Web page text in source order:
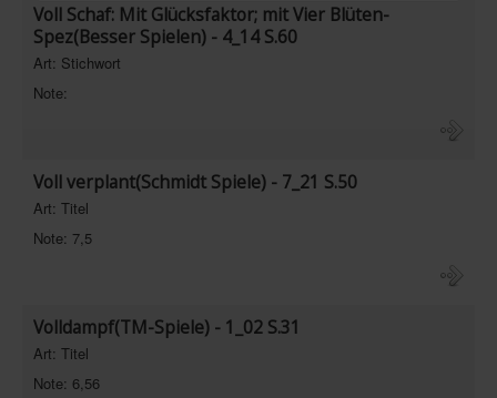
Voll Schaf: Mit Glücksfaktor; mit Vier Blüten-
Spez(Besser Spielen) - 4_14 S.60
Art: Stichwort
Note:
Voll verplant(Schmidt Spiele) - 7_21 S.50
Art: Titel
Note: 7,5
Volldampf(TM-Spiele) - 1_02 S.31
Art: Titel
Note: 6,56